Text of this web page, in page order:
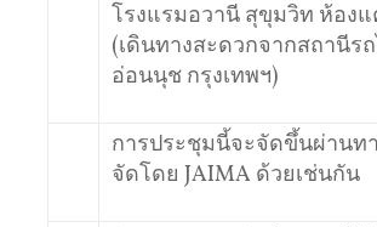
โรงแรมอวานี สุขุมวิท ห้องแ
(เดินทางสะดวกจากสถานีร
อ่อนนุช กรุงเทพฯ)
การประชุมนี้จะจัดขึ้นผ่านท
จัดโดย JAIMA ด้วยเช่นกัน